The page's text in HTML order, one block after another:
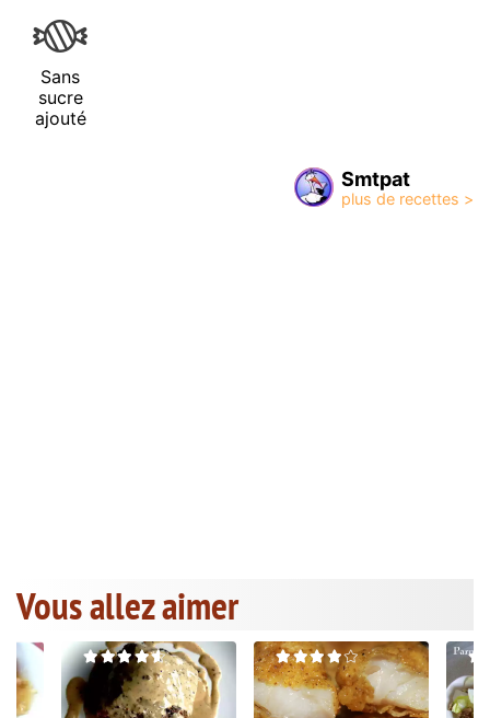
Sans
sucre
ajouté
Smtpat
Vous allez aimer